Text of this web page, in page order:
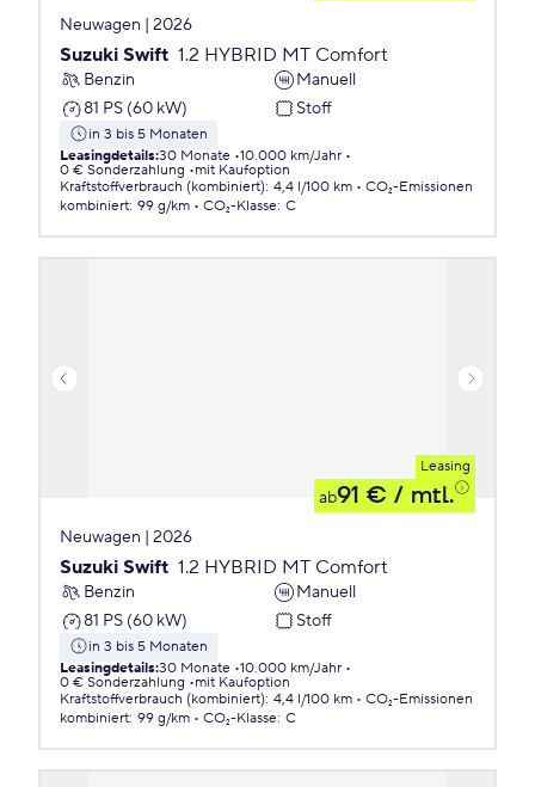
Neuwagen | 2026
Suzuki Swift 1.2 HYBRID MT Comfort
Benzin
Manuell
81 PS (60 kW)
Stoff
in 3 bis 5 Monaten
Leasingdetails:30 Monate 10.000 km/Jahr
0 € Sonderzahlung
mit Kaufoption
Kraftstoffverbrauch (kombiniert): 4,4 l/100 km
CO₂-Emissionen
kombiniert: 99 g/km CO₂-Klasse: C
Leasing
ab91 € / mtl.
Neuwagen | 2026
Suzuki Swift 1.2 HYBRID MT Comfort
Benzin
Manuell
81 PS (60 kW)
Stoff
in 3 bis 5 Monaten
Leasingdetails:30 Monate 10.000 km/Jahr
0 € Sonderzahlung
mit Kaufoption
Kraftstoffverbrauch (kombiniert): 4,4 l/100 km
CO₂-Emissionen
kombiniert: 99 g/km CO₂-Klasse: C